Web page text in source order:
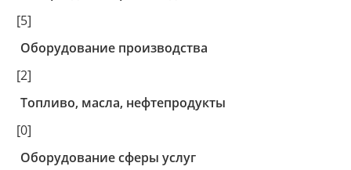
[5]
Оборудование производства
[2]
Топливо, масла, нефтепродукты
[0]
Оборудование сферы услуг